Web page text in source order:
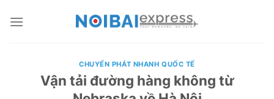
CHUYỂN PHÁT NHANH QUỐC TẾ
Vận tải đường hàng không từ